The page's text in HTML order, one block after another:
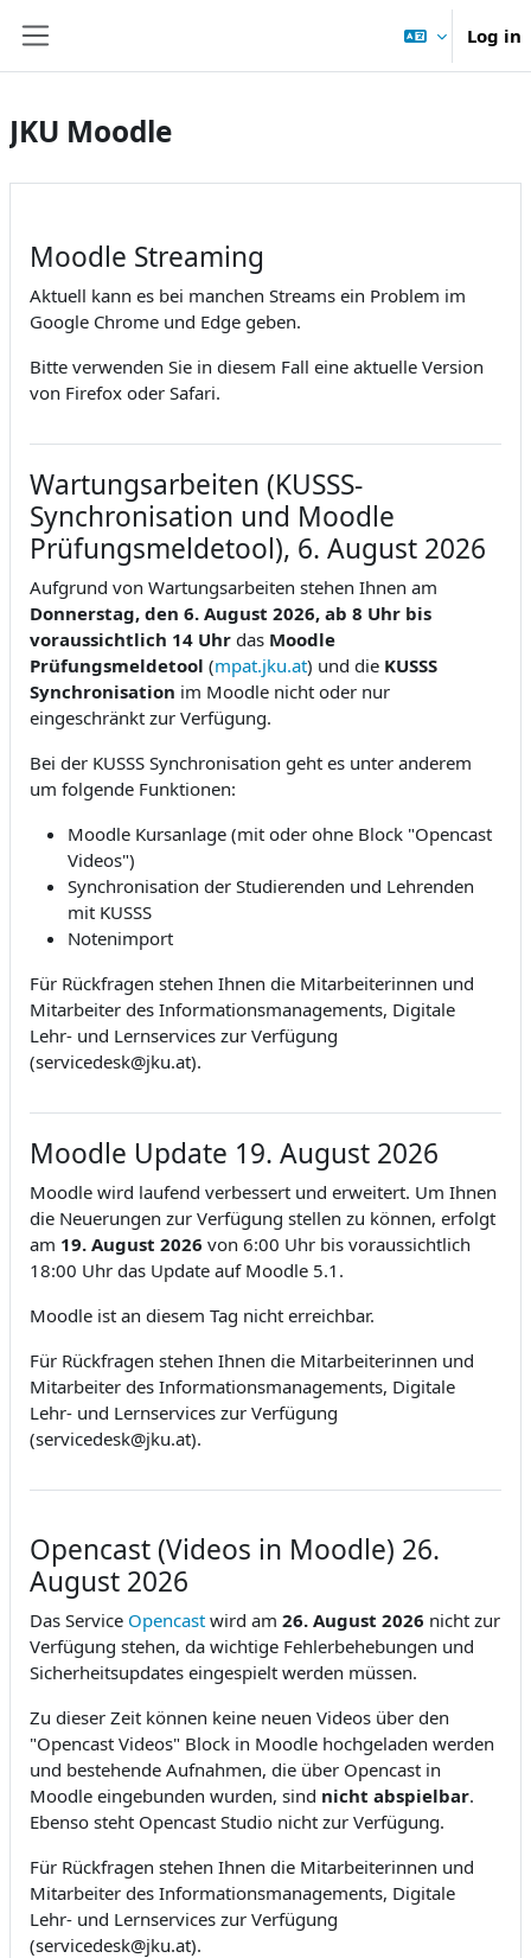
Log in
JKU Moodle
Moodle Streaming
Aktuell kann es bei manchen Streams ein Problem im
Google Chrome und Edge geben.
Bitte verwenden Sie in diesem Fall eine aktuelle Version
von Firefox oder Safari.
Wartungsarbeiten (KUSSS-
Synchronisation und Moodle
Prüfungsmeldetool), 6. August 2026
Aufgrund von Wartungsarbeiten stehen Ihnen am
Donnerstag, den 6. August 2026, ab 8 Uhr bis
voraussichtlich 14 Uhr das Moodle
Prüfungsmeldetool (mpat.jku.at) und die KUSSS
Synchronisation im Moodle nicht oder nur
eingeschränkt zur Verfügung.
Bei der KUSSS Synchronisation geht es unter anderem
um folgende Funktionen:
Moodle Kursanlage (mit oder ohne Block "Opencast
Videos")
Synchronisation der Studierenden und Lehrenden
mit KUSSS
Notenimport
Für Rückfragen stehen Ihnen die Mitarbeiterinnen und
Mitarbeiter des Informationsmanagements, Digitale
Lehr- und Lernservices zur Verfügung
(servicedesk@jku.at).
Moodle Update 19. August 2026
Moodle wird laufend verbessert und erweitert. Um Ihnen
die Neuerungen zur Verfügung stellen zu können, erfolgt
am 19. August 2026 von 6:00 Uhr bis voraussichtlich
18:00 Uhr das Update auf Moodle 5.1.
Moodle ist an diesem Tag nicht erreichbar.
Für Rückfragen stehen Ihnen die Mitarbeiterinnen und
Mitarbeiter des Informationsmanagements, Digitale
Lehr- und Lernservices zur Verfügung
(servicedesk@jku.at).
Opencast (Videos in Moodle) 26.
August 2026
Das Service Opencast wird am 26. August 2026 nicht zur
Verfügung stehen, da wichtige Fehlerbehebungen und
Sicherheitsupdates eingespielt werden müssen.
Zu dieser Zeit können keine neuen Videos über den
"Opencast Videos" Block in Moodle hochgeladen werden
und bestehende Aufnahmen, die über Opencast in
Moodle eingebunden wurden, sind nicht abspielbar.
Ebenso steht Opencast Studio nicht zur Verfügung.
Für Rückfragen stehen Ihnen die Mitarbeiterinnen und
Mitarbeiter des Informationsmanagements, Digitale
Lehr- und Lernservices zur Verfügung
(servicedesk@jku.at).